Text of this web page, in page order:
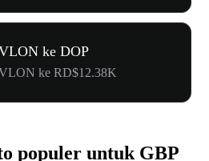
ke DOP
ke RD$12.38K
populer untuk GBP